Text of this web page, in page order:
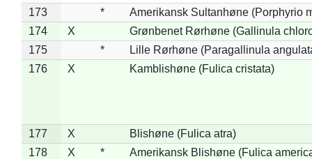
173
*
Amerikansk Sultanhøne (Porphyrio
174
X
Grønbenet Rørhøne (Gallinula
175
*
Lille Rørhøne (Paragallinula
176
X Kamblishøne (Fulica cristata)
177 X
Blishøne (Fulica atra)
178
X *
Amerikansk Blishøne (Fulica